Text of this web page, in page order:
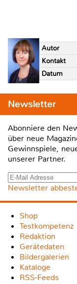
Autor
Kontakt
Datum
Newsletter
Abonniere den
über neue
Gewinnspiele,
unserer Partner.
Newsletter
Shop
Testkompetenz
Redaktion
Gerätedaten
Bildergalerien
Kataloge
RSS-Feeds